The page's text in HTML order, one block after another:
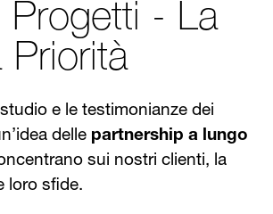
Progetti - La
Priorità
e le testimonianze dei
delle partnership a lungo
sui nostri clienti, la
loro sfide.